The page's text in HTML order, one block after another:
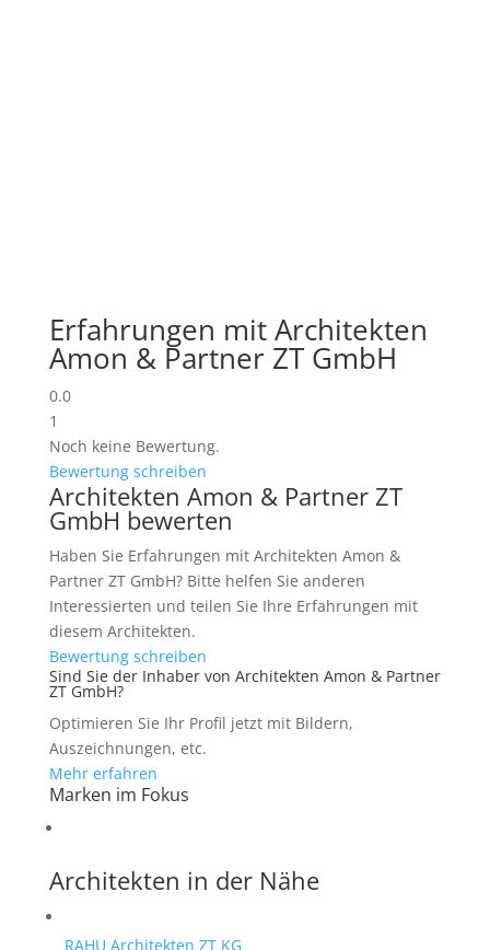
Erfahrungen mit Architekten
Amon & Partner ZT GmbH
0.0
1
Noch keine Bewertung.
Bewertung schreiben
Architekten Amon & Partner ZT
GmbH bewerten
Haben Sie Erfahrungen mit Architekten Amon &
Partner ZT GmbH? Bitte helfen Sie anderen
Interessierten und teilen Sie Ihre Erfahrungen mit
diesem Architekten.
Bewertung schreiben
Sind Sie der Inhaber von Architekten Amon & Partner
ZT GmbH?
Optimieren Sie Ihr Profil jetzt mit Bildern,
Auszeichnungen, etc.
Mehr erfahren
Marken im Fokus
Architekten in der Nähe
RAHU Architekten ZT KG